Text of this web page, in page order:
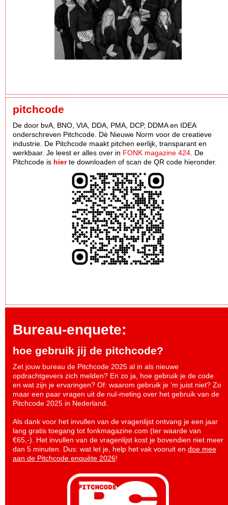
pitchcode
De door bvA, BNO, VIA, DDA, PMA, DCP, DDMA en IDEA
onderschreven Pitchcode. Dè Nieuwe Norm voor de creatieve
industrie. De Pitchcode maakt pitchen eerlijk, transparant en
werkbaar. Je leest er alles over in FONK magazine 424 . De
Pitchcode is hierte downloaden of scan de QR code hieronder.
Bureau-enquete:
hoe gebruik jij de pitchcode?
Zet jouw bureau de Pitchcode 2025 al in als nieuwe
opdrachtgevers zich melden? En zo ja, hoe gebruik je de code
en wat zijn je ervaringen? Of: waarom gebruik je ‘m juist niet? Zo
maar een paar vragen uit de nul-meting over het gebruik van de
Pitchcode 2025 in Nederland.
Als dank voor het invullen van de vragenlijst ontvang je een jaar
lang gratis toegang tot fonkmagazine.com (ter waarde van
€65,-). Het invullen van de vragenlijst kost je bovendien niet meer
dan 5 minuten. Dus: wat let je, help het vak vooruit en doe mee
aan de Pitchcode enquête 2026!